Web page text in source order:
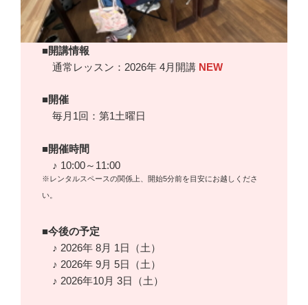
■開講情報
通常レッスン：2026年 4月開講 NEW
■開催
毎月1回：第1土曜日
■開催時間
♪ 10:00～11:00
※レンタルスペースの関係上、開始5分前を目安にお越しくださ
い。
■今後の予定
♪ 2026年 8月 1日（土）
♪ 2026年 9月 5日（土）
♪ 2026年10月 3日（土）